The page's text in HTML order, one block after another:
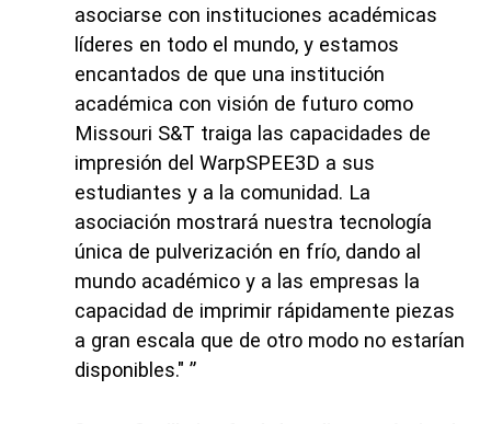
asociarse con instituciones académicas
líderes en todo el mundo, y estamos
encantados de que una institución
académica con visión de futuro como
Missouri S&T traiga las capacidades de
impresión del WarpSPEE3D a sus
estudiantes y a la comunidad. La
asociación mostrará nuestra tecnología
única de pulverización en frío, dando al
mundo académico y a las empresas la
capacidad de imprimir rápidamente piezas
a gran escala que de otro modo no estarían
disponibles."